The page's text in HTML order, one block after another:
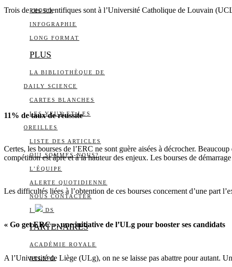
PHOTO
INFOGRAPHIE
LONG FORMAT
PLUS
LA BIBLIOTHÈQUE DE
DAILY SCIENCE
CARTES BLANCHES
LES YEUX ET LES
OREILLES
LISTE DES ARTICLES
QUI SOMMES-NOUS?
L’ÉQUIPE
ALERTE QUOTIDIENNE
NOUS CONTACTER
I DS
PARTENAIRES
ACADÉMIE ROYALE
BELSPO
Trois de ces scientifiques sont à l’Université Catholique de Louvain
11% de taux de réussite
Certes, les bourses de l’ERC ne sont guère aisées à décrocher.
compétition est âpre et à la hauteur des enjeux. Les bourses de
Les difficultés liées à l’obtention de ces bourses concernent d’une part
« Go get ERC », une initiative de l’ULg pour booster ses candidats
A l’Université de Liège (ULg), on ne se laisse pas abattre pour autant.